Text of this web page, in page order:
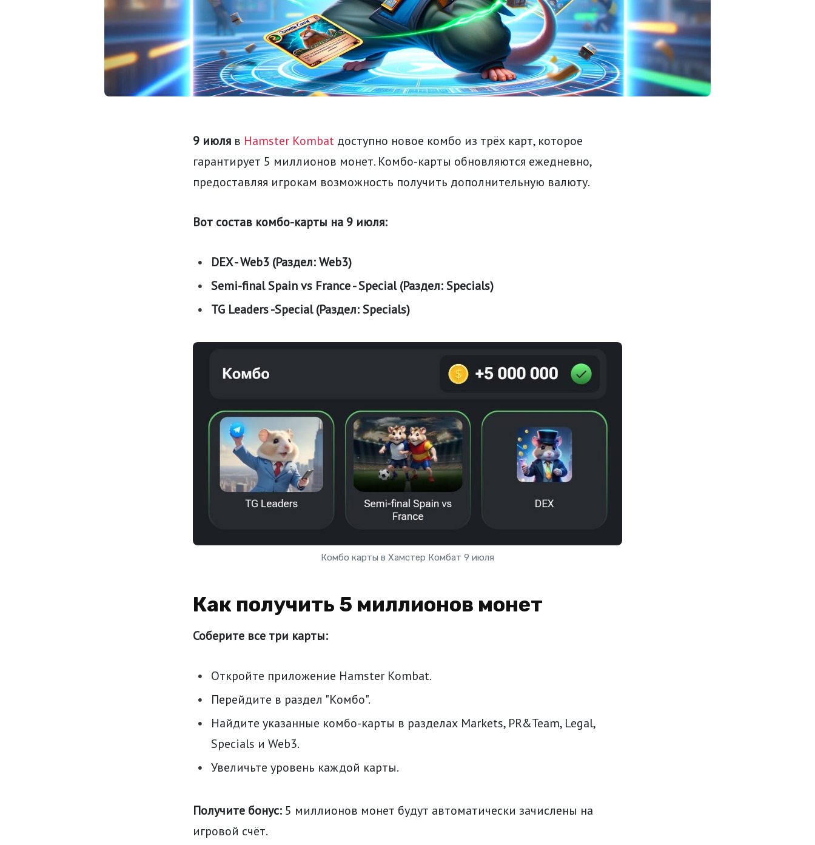
9 июля в Hamster Kombat доступно новое комбо из трёх карт, которое
гарантирует 5 миллионов монет. Комбо-карты обновляются ежедневно,
предоставляя игрокам возможность получить дополнительную валюту.
Вот состав комбо-карты на 9 июля:
DEX - Web3 (Раздел: Web3)
Semi-final Spain vs France - Special (Раздел: Specials)
TG Leaders -Special (Раздел: Specials)
Комбо карты в Хамстер Комбат 9 июля
Как получить 5 миллионов монет
Соберите все три карты:
Откройте приложение Hamster Kombat.
Перейдите в раздел "Комбо".
Найдите указанные комбо-карты в разделах Markets, PR&Team, Legal,
Specials и Web3.
Увеличьте уровень каждой карты.
Получите бонус: 5 миллионов монет будут автоматически зачислены на
игровой счёт.